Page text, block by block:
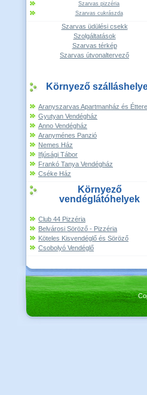
Szarvas pizzéria
Szarvas cukrászda
Szarvas üdülési csekk
Szolgáltatások
Szarvas térkép
Szarvas útvonaltervező
Környező
Aranyszarvas Apartmanház és
Gyutyan Vendégház
Anno Vendégház
Aranyménes Panzió
Nemes Ház
Ifjúsági Tábor
Frankó Tanya Vendégház
Cséke Ház
Környező
vendéglátóhelyek
Club 44 Pizzéria
Belvárosi Söröző - Pizzéria
Köteles Kisvendéglő és Söröző
Csobolyó Vendéglő